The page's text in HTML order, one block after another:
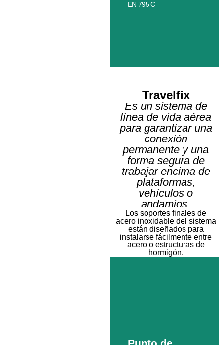
EN 795 C
Vertifix
Línea de vida
Más
información
Travelfix
Es un sistema de
línea de vida aérea
para garantizar una
conexión
permanente y una
forma segura de
trabajar encima de
plataformas,
vehículos o
andamios.
Los soportes finales de
acero inoxidable del sistema
están diseñados para
instalarse fácilmente entre
acero o estructuras de
hormigón.